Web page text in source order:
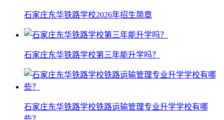
石家庄东华铁路学校2026年招生简章
石家庄东华铁路学校第三年能升学吗？
石家庄东华铁路学校铁路运输管理专业升学学校有哪